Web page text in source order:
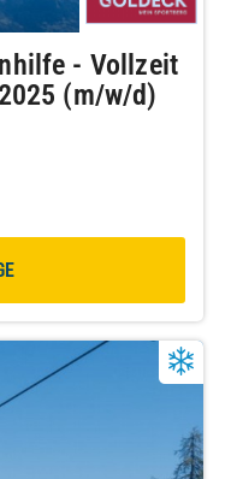
- Vollzeit
(m/w/d)